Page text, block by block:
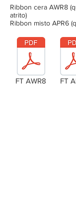
Ribbon cera AWR8
atrito)
Ribbon misto APR6
FT AWR8 FT